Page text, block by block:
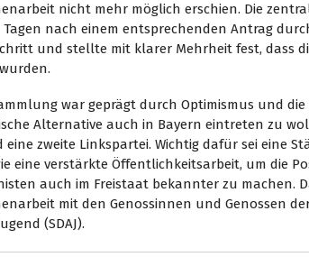
nicht mehr möglich erschien. Die
Tagen nach einem entsprechenden Antrag
und stellte mit klarer Mehrheit fest, dass
war geprägt durch Optimismus und
Alternative auch in Bayern eintreten zu
eine zweite Linkspartei. Wichtig dafür sei eine
eine verstärkte Öffentlichkeitsarbeit, um die
auch im Freistaat bekannter zu machen.
mit den Genossinnen und Genossen
(SDAJ).